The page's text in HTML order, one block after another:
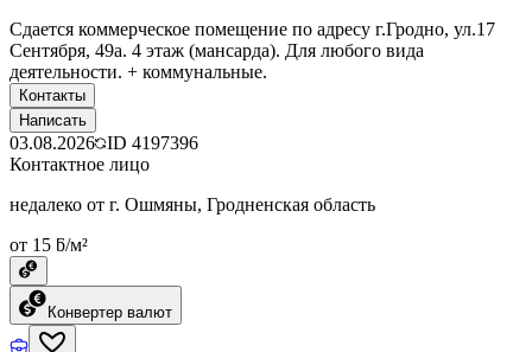
Сдается коммерческое помещение по адресу г.Гродно, ул.17
Сентября, 49а. 4 этаж (мансарда). Для любого вида
деятельности. + коммунальные.
Контакты
Написать
03.08.2026 ID 4197396
Контактное лицо
недалеко от г. Ошмяны, Гродненская область
от 15 ƃ/м²
Конвертер валют